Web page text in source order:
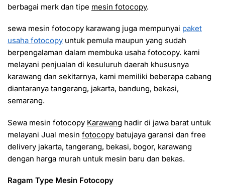
berbagai merk dan tipe mesin fotocopy.
sewa mesin fotocopy karawang juga mempunyai paket
usaha fotocopy untuk pemula maupun yang sudah
berpengalaman dalam membuka usaha fotocopy. kami
melayani penjualan di kesuluruh daerah khususnya
karawang dan sekitarnya, kami memiliki beberapa cabang
diantaranya tangerang, jakarta, bandung, bekasi,
semarang.
Sewa mesin fotocopy Karawang hadir di jawa barat untuk
melayani Jual mesin fotocopy batujaya garansi dan free
delivery jakarta, tangerang, bekasi, bogor, karawang
dengan harga murah untuk mesin baru dan bekas.
Ragam Type Mesin Fotocopy